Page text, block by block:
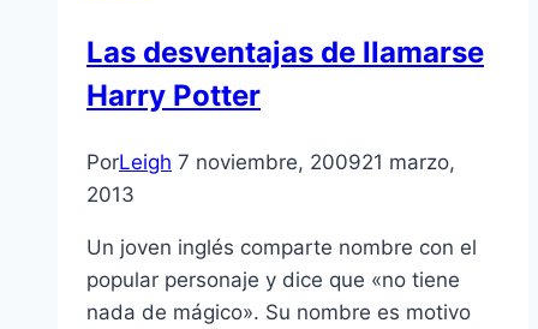
Las desventajas de llamarse
Harry Potter
PorLeigh 7 noviembre, 200921 marzo,
2013
Un joven inglés comparte nombre con el
popular personaje y dice que «no tiene
nada de mágico». Su nombre es motivo